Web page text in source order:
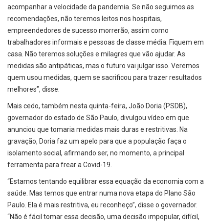
acompanhar a velocidade da pandemia. Se não seguimos as
recomendações, não teremos leitos nos hospitais,
empreendedores de sucesso morrerão, assim como
trabalhadores informais e pessoas de classe média. Fiquem em
casa. Não teremos soluções e milagres que vão ajudar. As
medidas são antipáticas, mas o futuro vai julgar isso. Veremos
quem usou medidas, quem se sacrificou para trazer resultados
melhores”, disse.
Mais cedo, também nesta quinta-feira, João Doria (PSDB),
governador do estado de São Paulo, divulgou vídeo em que
anunciou que tomaria medidas mais duras e restritivas. Na
gravação, Doria faz um apelo para que a população faça o
isolamento social, afirmando ser, no momento, a principal
ferramenta para frear a Covid-19.
“Estamos tentando equilibrar essa equação da economia com a
saúde. Mas temos que entrar numa nova etapa do Plano São
Paulo. Ela é mais restritiva, eu reconheço”, disse o governador.
“Não é fácil tomar essa decisão, uma decisão impopular, difícil,